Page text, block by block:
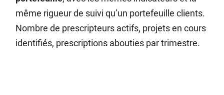
même rigueur de suivi qu’un portefeuille clients.
Nombre de prescripteurs actifs, projets en cours
identifiés, prescriptions abouties par trimestre.